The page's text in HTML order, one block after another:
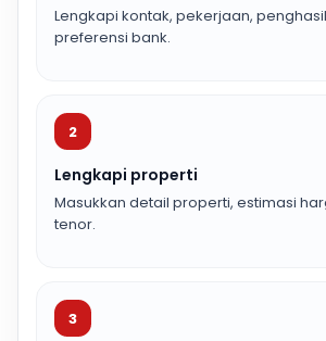
Lengkapi kontak, pekerjaan,
preferensi bank.
2
Lengkapi properti
Masukkan detail properti, estimasi
tenor.
3